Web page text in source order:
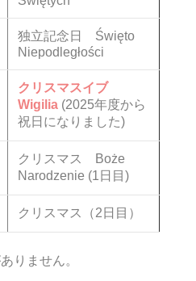
独立記念日 Święto
Niepodległości
クリスマスイブ
Wigilia (2025年度から
祝日になりました)
クリスマス Boże
Narodzenie (1日目)
クリスマス（2日目）
りません。